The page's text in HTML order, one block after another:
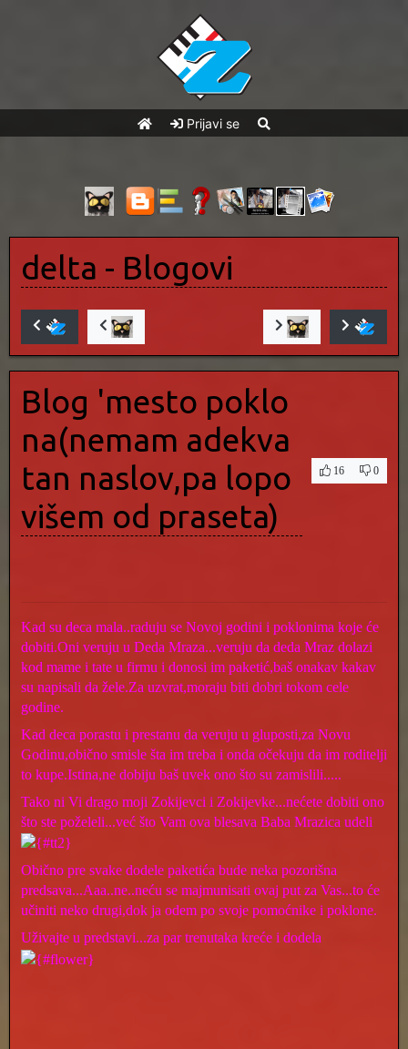
Prijavi se
delta - Blogovi
Blog 'mesto poklo
na(nemam adekva
tan naslov,pa lopo
višem od praseta)
16 0
Kad su deca mala..raduju se Novoj godini i poklonima koje će
dobiti.Oni veruju u Deda Mraza...veruju da deda Mraz dolazi
kod mame i tate u firmu i donosi im paketić,baš onakav kakav
su napisali da žele.Za uzvrat,moraju biti dobri tokom cele
godine.
Kad deca porastu i prestanu da veruju u gluposti,za Novu
Godinu,obično smisle šta im treba i onda očekuju da im roditelji
to kupe.Istina,ne dobiju baš uvek ono što su zamislili.....
Tako ni Vi drago moji Zokijevci i Zokijevke...nećete dobiti ono
što ste poželeli...već što Vam ova blesava Baba Mrazica udeli
Obično pre svake dodele paketića bude neka pozorišna
predsava...Aaa..ne..neću se majmunisati ovaj put za Vas...to će
učiniti neko drugi,dok ja odem po svoje pomoćnike i poklone.
Uživajte u predstavi...za par trenutaka kreće i dodela